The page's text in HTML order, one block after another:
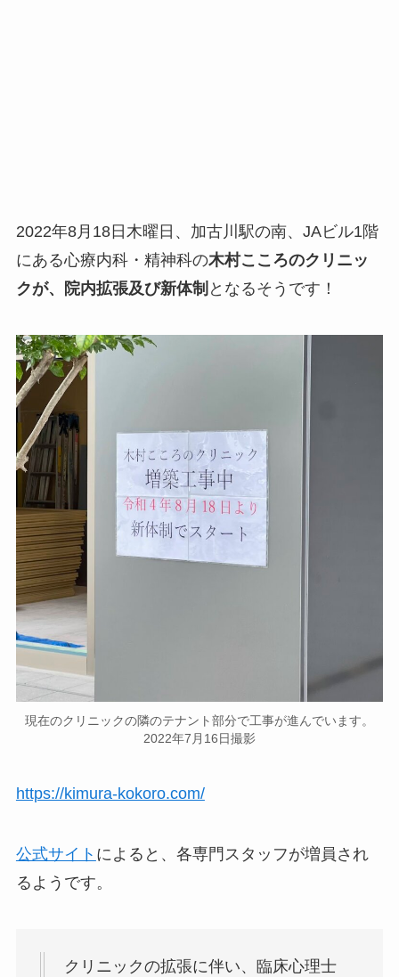
2022年8月18日木曜日、加古川駅の南、JAビル1階
にある心療内科・精神科の木村こころのクリニッ
クが、院内拡張及び新体制 となるそうです！
現在のクリニックの隣のテナント部分で工事が進んでいます。
2022年7月16日撮影
https://kimura-kokoro.com/
公式サイト によると、各専門スタッフが増員され
るようです。
クリニックの拡張に伴い、臨床心理士